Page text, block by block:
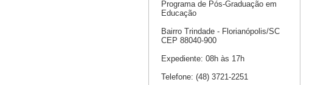
Programa de Pós-Graduação em
Educação
Bairro Trindade - Florianópolis/SC
CEP 88040-900
Expediente: 08h às 17h
Telefone: (48) 3721-2251